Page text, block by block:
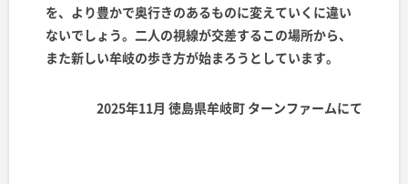
を、より豊かで奥行きのあるものに変えていくに違い
ないでしょう。二人の視線が交差するこの場所から、
また新しい牟岐の歩き方が始まろうとしています。
2025年11月 徳島県牟岐町 ターンファームにて